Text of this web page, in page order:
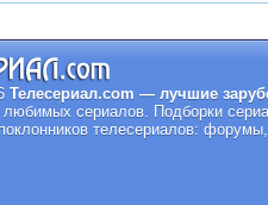
Телесериал.com — лучшие
сериалов. Подборки
телесериалов: